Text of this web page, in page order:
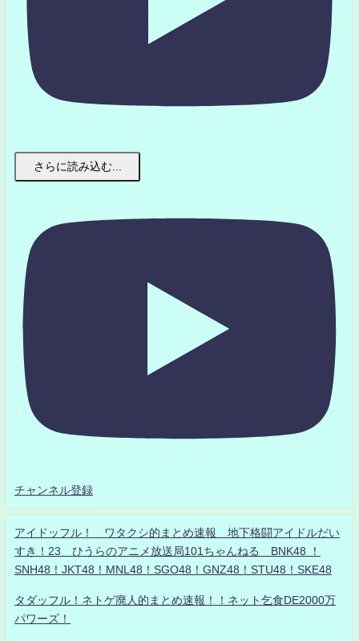
さらに読み込む...
チャンネル登録
アイドッフル！ ワタクシ的まとめ速報 地下格闘アイドルだい
すき！23 ひうらのアニメ放送局101ちゃんねる BNK48 ！
SNH48！JKT48！MNL48！SGO48！GNZ48！STU48！SKE48
タダッフル！ネトゲ廃人的まとめ速報！！ネット乞食DE2000万
パワーズ！